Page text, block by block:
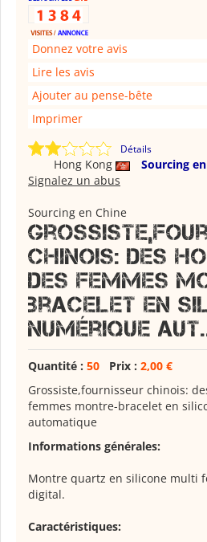
Donnez votre avis
Lire les avis
Ajouter au pense-bête
Imprimer
Détails
Hong Kong
Sourcing
Signalez un abus
Sourcing en Chine
chinois: des
des femmes
bracelet en
numérique
Quantité : 50 Prix : 2,00 €
Grossiste,fournisseur chinois:
femmes montre-bracelet en
automatique
Informations générales:
Montre quartz en silicone multi
digital.
Caractéristiques: